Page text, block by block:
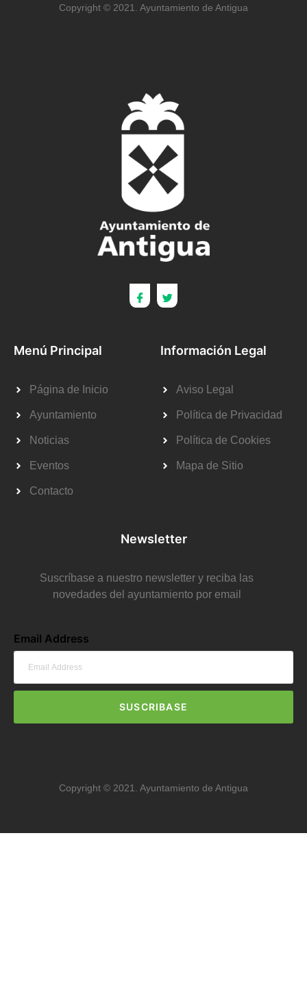
Copyright © 2021. Ayuntamiento de Antigua
Menú Principal
Página de Inicio
Ayuntamiento
Noticias
Eventos
Contacto
Información Legal
Aviso Legal
Política de Privacidad
Política de Cookies
Mapa de Sitio
Newsletter
Suscríbase a nuestro newsletter y reciba las
novedades del ayuntamiento por email
Email Address
SUSCRIBASE
Copyright © 2021. Ayuntamiento de Antigua